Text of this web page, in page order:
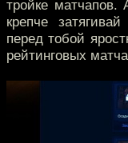
тройке
крепче
перед тобой
рейтинговых